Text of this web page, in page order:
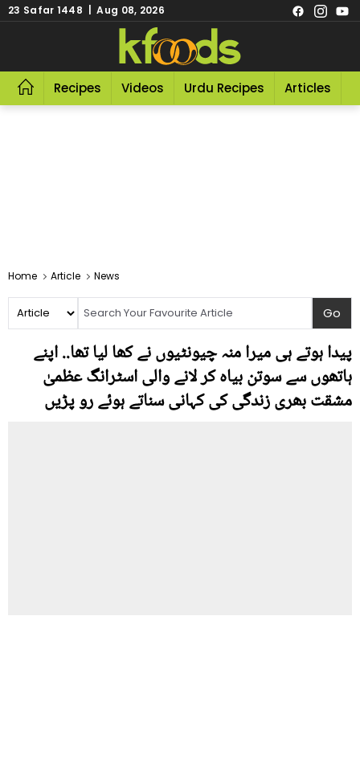
23 Safar 1448 | Aug 08, 2026
Recipes Videos Urdu Recipes Articles
Home Article News
پیدا ہوتے ہی میرا منہ چیونٹیوں نے کھا لیا تھا.. اپنے
ہاتھوں سے سوتن بیاہ کر لانے والی اسٹرانگ عظمیٰ
مشقت بھری زندگی کی کہانی سناتے ہوئے رو پڑیں